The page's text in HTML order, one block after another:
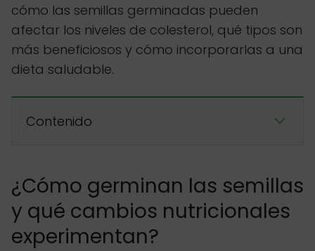
cómo las semillas germinadas pueden
afectar los niveles de colesterol, qué tipos son
más beneficiosos y cómo incorporarlas a una
dieta saludable.
Contenido
¿Cómo germinan las semillas
y qué cambios nutricionales
experimentan?